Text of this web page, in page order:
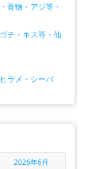
物・アジ等・
・キス等・仙
メ・シーバ
2026年6月